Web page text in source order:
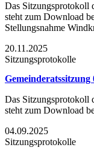
Das Sitzungsprotokoll
steht zum Download
Stellungsnahme
20.11.2025
Sitzungsprotokolle
Gemeinderatssitzung
Das Sitzungsprotokoll
steht zum Download
04.09.2025
Sitzungsprotokolle